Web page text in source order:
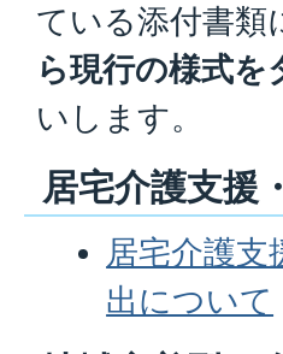
ている添付書類
ら現行の様式
いします。
居宅介護支援
居宅介護支
出について